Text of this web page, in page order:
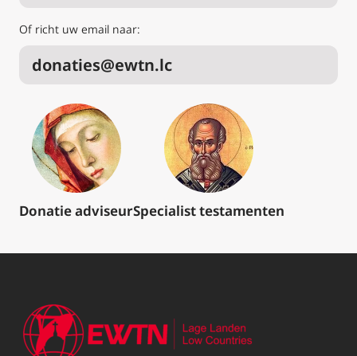
Of richt uw email naar:
donaties@ewtn.lc
Donatie adviseurSpecialist testamenten